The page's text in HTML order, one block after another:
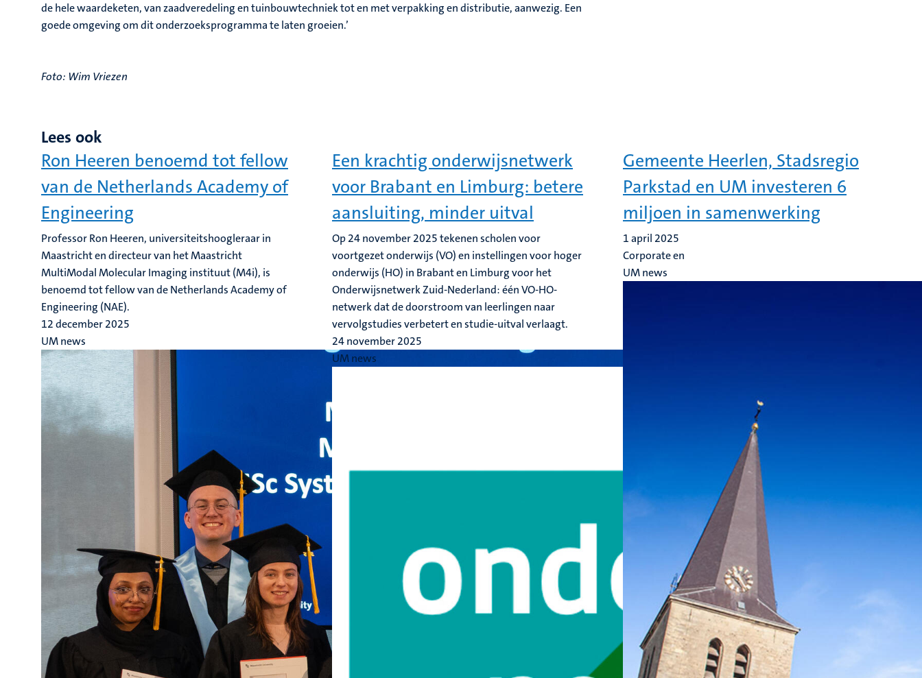
de hele waardeketen, van zaadveredeling en tuinbouwtechniek tot en met verpakking en distributie, aanwezig. Een
goede omgeving om dit onderzoeksprogramma te laten groeien.’
Foto: Wim Vriezen
Lees ook
Ron Heeren benoemd tot fellow
van de Netherlands Academy of
Engineering
Professor Ron Heeren, universiteitshoogleraar in
Maastricht en directeur van het Maastricht
MultiModal Molecular Imaging instituut (M4i), is
benoemd tot fellow van de Netherlands Academy of
Engineering (NAE).
12 december 2025
UM news
Een krachtig onderwijsnetwerk
voor Brabant en Limburg: betere
aansluiting, minder uitval
Op 24 november 2025 tekenen scholen voor
voortgezet onderwijs (VO) en instellingen voor hoger
onderwijs (HO) in Brabant en Limburg voor het
Onderwijsnetwerk Zuid-Nederland: één VO-HO-
netwerk dat de doorstroom van leerlingen naar
vervolgstudies verbetert en studie-uitval verlaagt.
24 november 2025
UM news
Gemeente Heerlen, Stadsregio
Parkstad en UM investeren 6
miljoen in samenwerking
1 april 2025
Corporate en
UM news